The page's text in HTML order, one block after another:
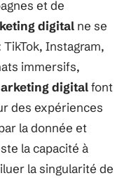
et de
digital ne se
TikTok, Instagram,
immersifs,
digitalfont
des expériences
la donnée et
la capacité à
la singularité de